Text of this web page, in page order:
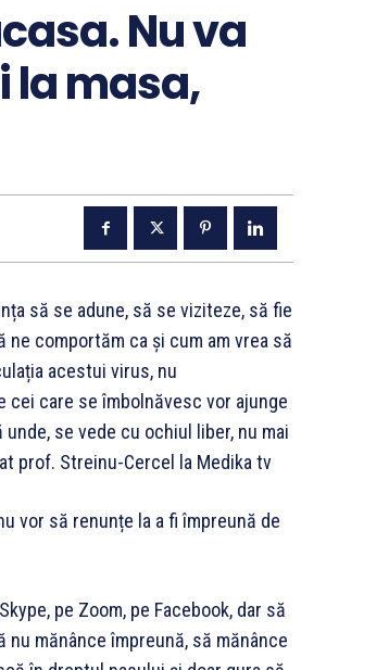
Nu va
la masa,
să se adune, să se viziteze, să fie
ne comportăm ca și cum am vrea să
acestui virus, nu
care se îmbolnăvesc vor ajunge
se vede cu ochiul liber, nu mai
prof. Streinu-Cercel la Medika tv
vor să renunțe la a fi împreună de
pe Zoom, pe Facebook, dar să
mănânce împreună, să mănânce